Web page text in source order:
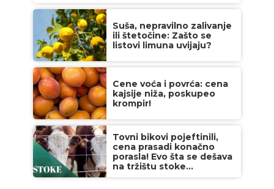
Suša, nepravilno zalivanje
ili štetočine: Zašto se
listovi limuna uvijaju?
Cene voća i povrća: cena
kajsije niža, poskupeo
krompir!
Tovni bikovi pojeftinili,
cena prasadi konačno
porasla! Evo šta se dešava
na tržištu stoke...